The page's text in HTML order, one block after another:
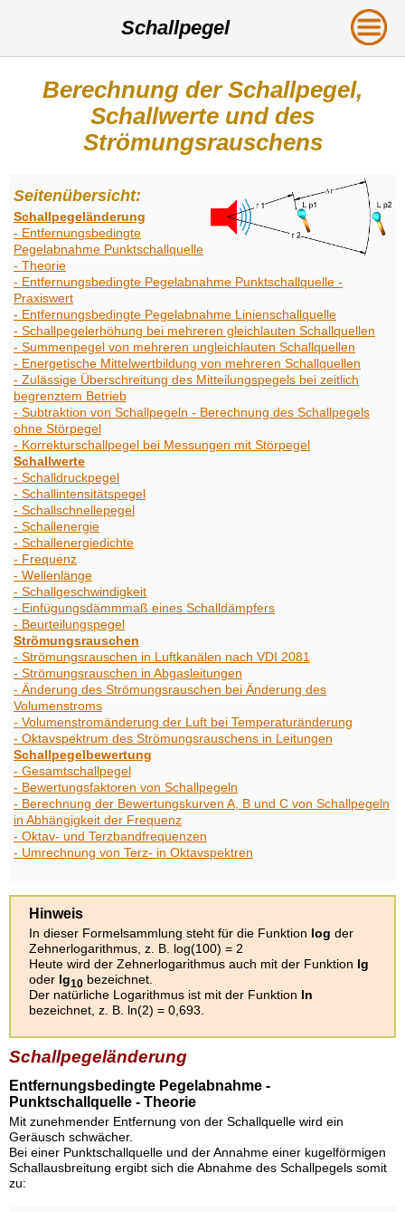
Schallpegel
Berechnung der Schallpegel,
Schallwerte und des
Strömungsrauschens
Seitenübersicht:
Schallpegeländerung
- Entfernungsbedingte
Pegelabnahme Punktschallquelle
- Theorie
- Entfernungsbedingte Pegelabnahme Punktschallquelle -
Praxiswert
- Entfernungsbedingte Pegelabnahme Linienschallquelle
- Schallpegelerhöhung bei mehreren gleichlauten Schallquellen
- Summenpegel von mehreren ungleichlauten Schallquellen
- Energetische Mittelwertbildung von mehreren Schallquellen
- Zulässige Überschreitung des Mitteilungspegels bei zeitlich
begrenztem Betrieb
- Subtraktion von Schallpegeln - Berechnung des Schallpegels
ohne Störpegel
- Korrekturschallpegel bei Messungen mit Störpegel
Schallwerte
- Schalldruckpegel
- Schallintensitätspegel
- Schallschnellepegel
- Schallenergie
- Schallenergiedichte
- Frequenz
- Wellenlänge
- Schallgeschwindigkeit
- Einfügungsdämmmaß eines Schalldämpfers
- Beurteilungspegel
Strömungsrauschen
- Strömungsrauschen in Luftkanälen nach VDI 2081
- Strömungsrauschen in Abgasleitungen
- Änderung des Strömungsrauschen bei Änderung des
Volumenstroms
- Volumenstromänderung der Luft bei Temperaturänderung
- Oktavspektrum des Strömungsrauschens in Leitungen
Schallpegelbewertung
- Gesamtschallpegel
- Bewertungsfaktoren von Schallpegeln
- Berechnung der Bewertungskurven A, B und C von Schallpegeln
in Abhängigkeit der Frequenz
- Oktav- und Terzbandfrequenzen
- Umrechnung von Terz- in Oktavspektren
Hinweis
In dieser Formelsammlung steht für die Funktion log der
Zehnerlogarithmus, z. B. log(100) = 2
Heute wird der Zehnerlogarithmus auch mit der Funktion lg
oder lg10 bezeichnet.
Der natürliche Logarithmus ist mit der Funktion ln
bezeichnet, z. B. ln(2) = 0,693.
Schallpegeländerung
Entfernungsbedingte Pegelabnahme -
Punktschallquelle - Theorie
Mit zunehmender Entfernung von der Schallquelle wird ein
Geräusch schwächer.
Bei einer Punktschallquelle und der Annahme einer kugelförmigen
Schallausbreitung ergibt sich die Abnahme des Schallpegels somit
zu: